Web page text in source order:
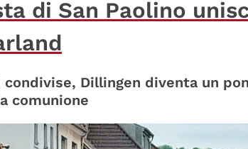
di San Paolino
Dillingen diventa un
comunione